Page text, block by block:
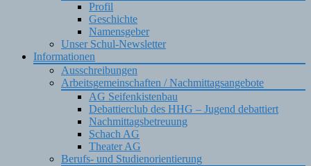
Profil
Geschichte
Namensgeber
Unser Schul-Newsletter
Informationen
Ausschreibungen
Arbeitsgemeinschaften / Nachmittagsangebote
AG Seifenkistenbau
Debattierclub des HHG – Jugend debattiert
Nachmittagsbetreuung
Schach AG
Theater AG
Berufs- und Studienorientierung